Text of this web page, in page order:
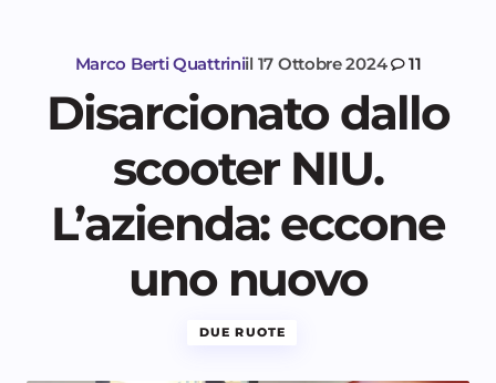
Marco Berti Quattriniil 17 Ottobre 2024 11
Disarcionato dallo
scooter NIU.
L’azienda: eccone
uno nuovo
DUE RUOTE